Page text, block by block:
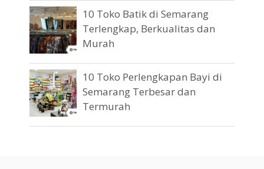
10 Toko Batik di Semarang
Terlengkap, Berkualitas dan
Murah
10 Toko Perlengkapan Bayi di
Semarang Terbesar dan
Termurah